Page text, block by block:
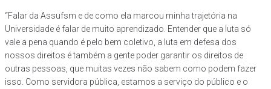
“Falar da Assufsm e de como ela marcou minha trajetória na
Universidade é falar de muito aprendizado. Entender que a luta só
vale a pena quando é pelo bem coletivo, a luta em defesa dos
nossos direitos é também a gente poder garantir os direitos de
outras pessoas, que muitas vezes não sabem como podem fazer
isso. Como servidora pública, estamos a serviço do público e o